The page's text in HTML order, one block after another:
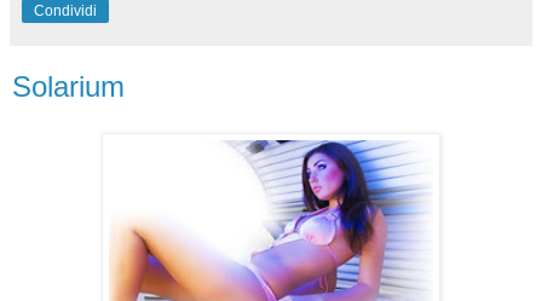
Condividi
Solarium